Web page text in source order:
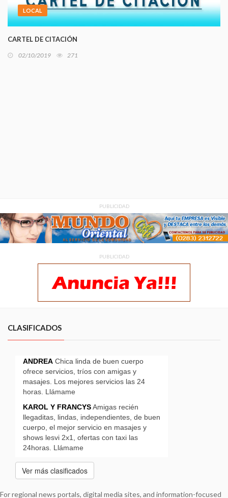
LOCAL
CARTEL DE CITACIÓN
02/10/2019 271
PUBLICIDAD
PUBLICIDAD
CLASIFICADOS
Ver más clasificados
For regional news portals, digital media sites, and information-focused